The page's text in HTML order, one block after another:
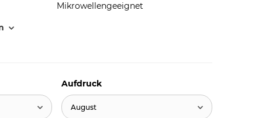
Mikrowellengeeignet
Aufdruck
August